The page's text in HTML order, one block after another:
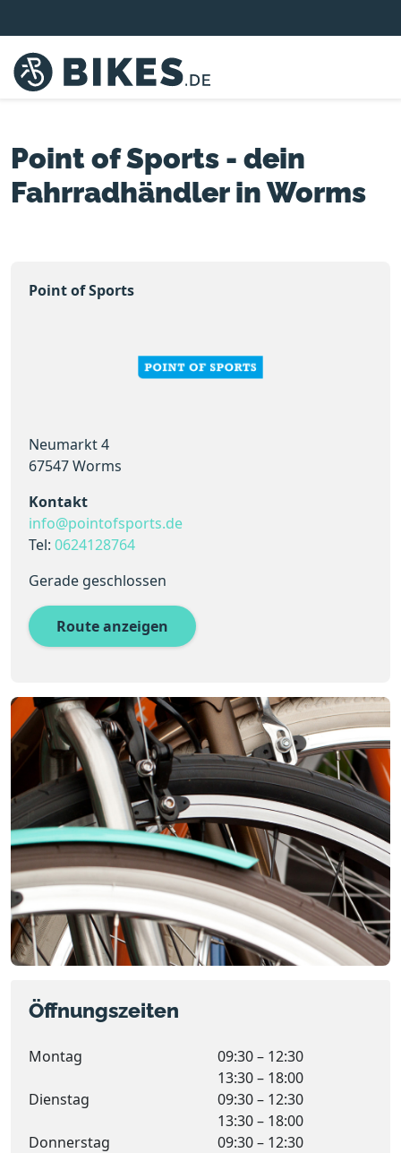
Point of Sports - dein
Fahrradhändler in Worms
Point of Sports
Neumarkt 4
67547 Worms
Kontakt
info@pointofsports.de
Tel: 0624128764
Gerade geschlossen
Route anzeigen
Öffnungszeiten
Montag
09:30 – 12:30
13:30 – 18:00
Dienstag
09:30 – 12:30
13:30 – 18:00
Donnerstag
09:30 – 12:30